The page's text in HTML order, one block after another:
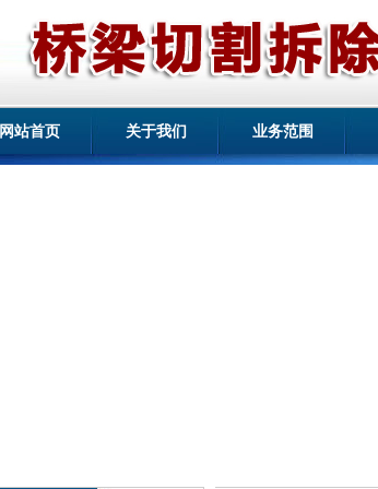
网站首页 关于我们 业务范围